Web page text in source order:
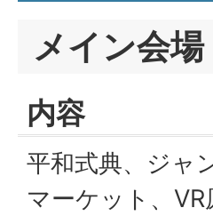
メイン会場
内容
平和式典、ジャ
マーケット、